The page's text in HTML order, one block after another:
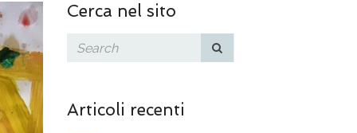
Cerca nel sito
Articoli recenti